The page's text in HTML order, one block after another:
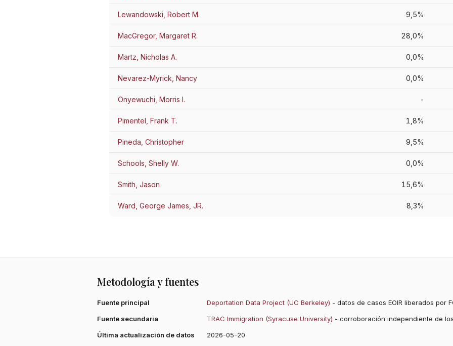
Lewandowski, Robert M. 9,5%
MacGregor, Margaret R. 28,0%
Martz, Nicholas A. 0,0%
Nevarez-Myrick, Nancy 0,0%
Onyewuchi, Morris I. -
Pimentel, Frank T. 1,8%
Pineda, Christopher 9,5%
Schools, Shelly W. 0,0%
Smith, Jason 15,6%
Ward, George James, JR. 8,3%
Metodología y fuentes
Fuente principal Deportation Data Project (UC Berkeley) - datos de casos EOIR liberados por
Fuente secundaria
TRAC Immigration (Syracuse University) - corroboración independiente de
Última actualización de datos
2026-05-20